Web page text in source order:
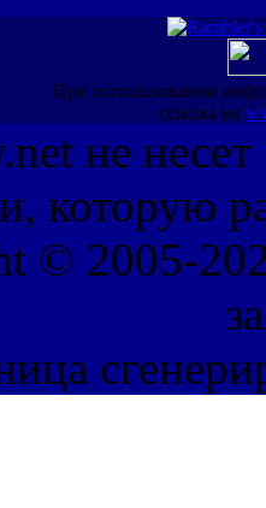
При использовании
ссылка на
не несет
которую
© 2005-